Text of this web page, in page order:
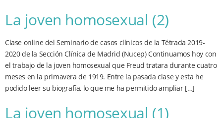
La joven homosexual (2)
Clase online del Seminario de casos clínicos de la Tétrada 2019-
2020 de la Sección Clínica de Madrid (Nucep) Continuamos hoy con
el trabajo de la joven homosexual que Freud tratara durante cuatro
meses en la primavera de 1919. Entre la pasada clase y esta he
podido leer su biografía, lo que me ha permitido ampliar […]
La joven homosexual (1)